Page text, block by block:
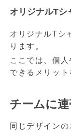
オリジナルTシ
オリジナルTシ
ります。
ここでは、個
できるメリット
チームに
同じデザイン